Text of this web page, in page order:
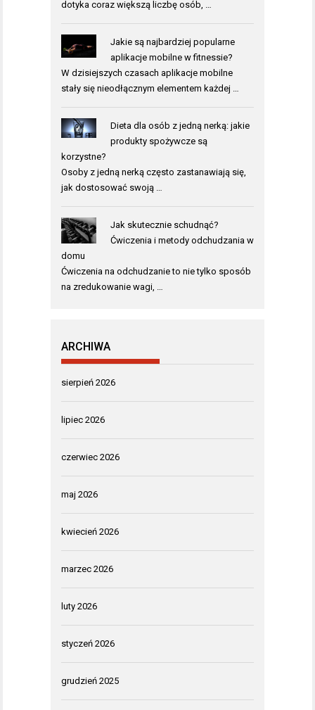
dotyka coraz większą liczbę osób, …
Jakie są najbardziej popularne
aplikacje mobilne w fitnessie?
W dzisiejszych czasach aplikacje mobilne
stały się nieodłącznym elementem każdej …
Dieta dla osób z jedną nerką: jakie
produkty spożywcze są
korzystne?
Osoby z jedną nerką często zastanawiają się,
jak dostosować swoją …
Jak skutecznie schudnąć?
Ćwiczenia i metody odchudzania w
domu
Ćwiczenia na odchudzanie to nie tylko sposób
na zredukowanie wagi, …
ARCHIWA
sierpień 2026
lipiec 2026
czerwiec 2026
maj 2026
kwiecień 2026
marzec 2026
luty 2026
styczeń 2026
grudzień 2025